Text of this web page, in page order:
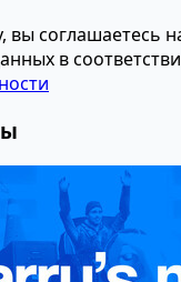
вы соглашаетесь
в